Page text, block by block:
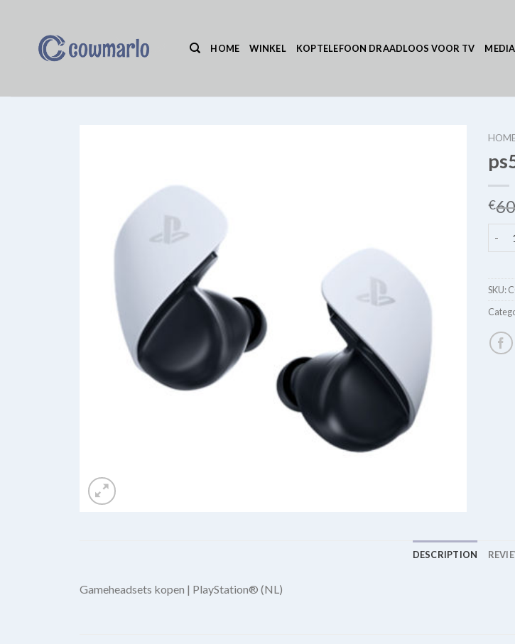
HOME WINKEL KOPTELEFOON DRAADLOOS VOOR TV
€
SKU:
DESCRIPTION
Gameheadsets kopen | PlayStation® (NL)